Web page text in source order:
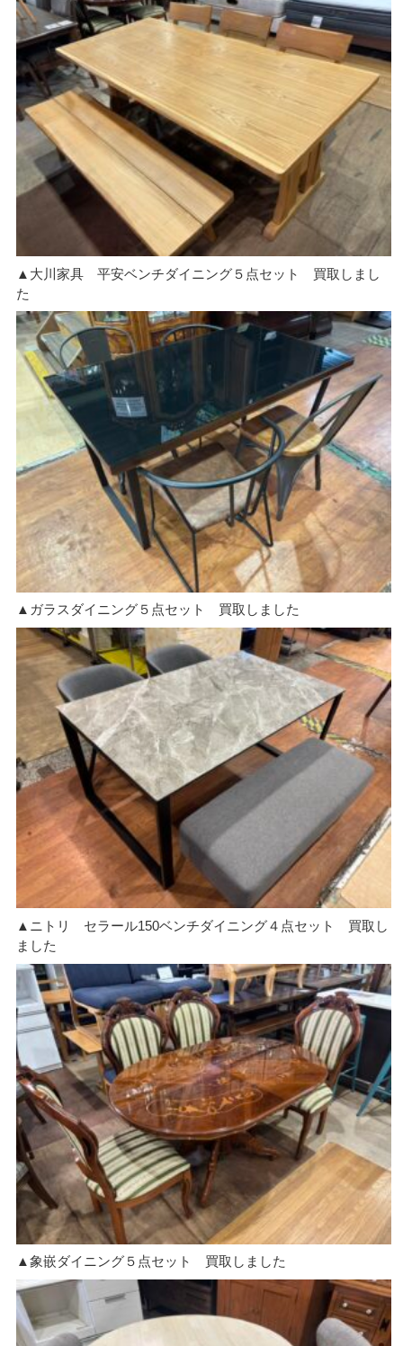
▲大川家具 平安ベンチダイニング５点セット 買取しまし
た
▲ガラスダイニング５点セット 買取しました
▲ニトリ セラール150ベンチダイニング４点セット 買取し
ました
▲象嵌ダイニング５点セット 買取しました